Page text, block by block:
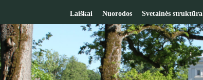
Laiškai Nuorodos Svetainės struktūra